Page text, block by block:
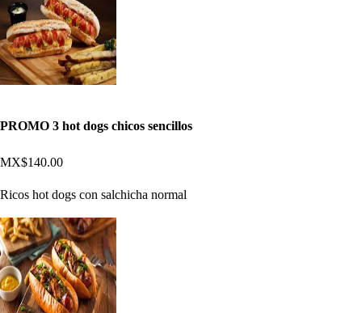
PROMO 3 hot dogs chicos sencillos
MX$140.00
Ricos hot dogs con salchicha normal